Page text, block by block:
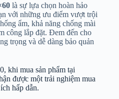
là sự lựa chọn hoàn hảo
với những ưu điểm vượt trội
ẩm, khả năng chống mài
công lắp đặt. Đem đến cho
trọng và dễ dàng bảo quản
khi mua sản phẩm tại
được một trải nghiệm mua
hấp dẫn.